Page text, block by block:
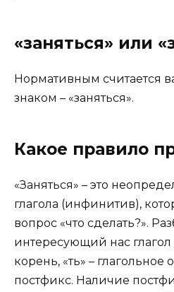
«заняться» или
Нормативным считается
знаком – «заняться».
Какое правило
«Заняться» – это
глагола (инфинитив),
вопрос «что сделать?».
интересующий нас глагол
корень, «ть» – глагольное
постфикс. Наличие